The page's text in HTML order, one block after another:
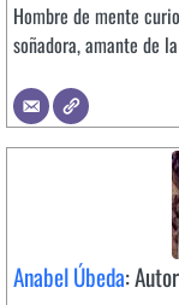
Hombre de mente
soñadora, amante de
Anabel Úbeda: